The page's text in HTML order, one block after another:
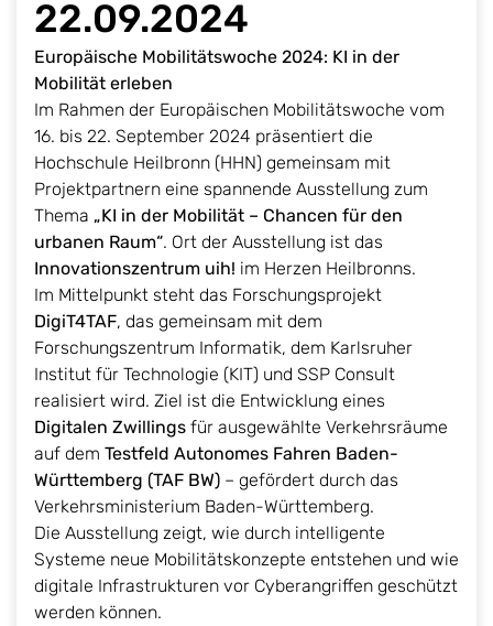
22.09.2024
Europäische Mobilitätswoche 2024: KI in der
Mobilität erleben
Im Rahmen der Europäischen Mobilitätswoche vom
16. bis 22. September 2024 präsentiert die
Hochschule Heilbronn (HHN) gemeinsam mit
Projektpartnern eine spannende Ausstellung zum
Thema „KI in der Mobilität – Chancen für den
urbanen Raum“. Ort der Ausstellung ist das
Innovationszentrum uih! im Herzen Heilbronns.
Im Mittelpunkt steht das Forschungsprojekt
DigiT4TAF, das gemeinsam mit dem
Forschungszentrum Informatik, dem Karlsruher
Institut für Technologie (KIT) und SSP Consult
realisiert wird. Ziel ist die Entwicklung eines
Digitalen Zwillings für ausgewählte Verkehrsräume
auf dem Testfeld Autonomes Fahren Baden-
Württemberg (TAF BW) – gefördert durch das
Verkehrsministerium Baden-Württemberg.
Die Ausstellung zeigt, wie durch intelligente
Systeme neue Mobilitätskonzepte entstehen und wie
digitale Infrastrukturen vor Cyberangriffen geschützt
werden können.